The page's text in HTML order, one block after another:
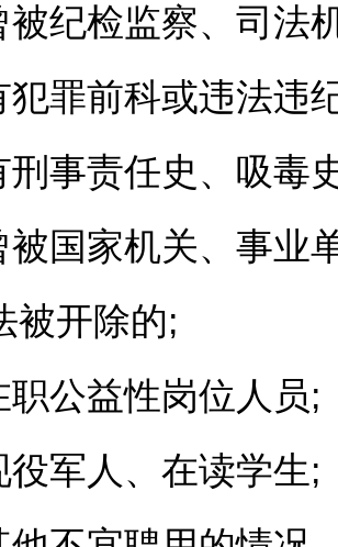
检监察、司法
前科或违法违
责任史、吸毒
家机关、 事业
被开除的;
益性岗位人员;
人、在读学生;